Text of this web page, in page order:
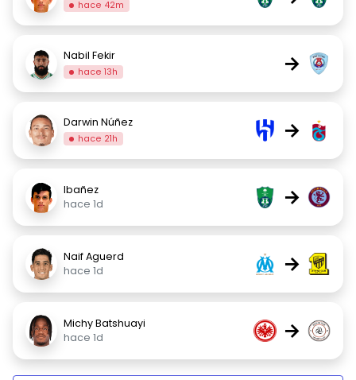
hace 42m
Nabil Fekir
hace 13h →
Darwin Núñez
hace 21h →
Ibañez
hace 1d
→
Naif Aguerd
hace 1d
→
Michy Batshuayi
hace 1d
→